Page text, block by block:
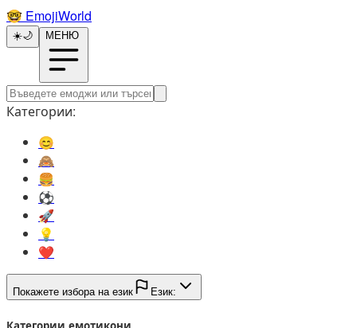
🤓️ EmojiWorld
☀️🌙 МЕНЮ
Категории:
😊️
🙈️
🍔️
⚽️
🚀️
💡️
❤️
Покажете избора на език Език: